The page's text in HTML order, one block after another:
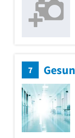
7